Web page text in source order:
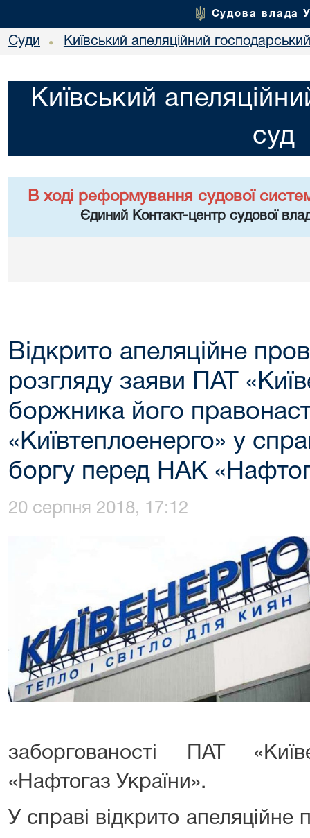
Судова влада
Суди • Київський апеляційний
Київський
суд
В ході реформування судової
Єдиний Контакт-центр судової
Відкрито апеляційне
розгляду заяви ПАТ
боржника його
«Київтеплоенерго» у
боргу перед НАК
20 серпня 2018, 17:12
заборгованості ПАТ
«Нафтогаз України».
У справі відкрито